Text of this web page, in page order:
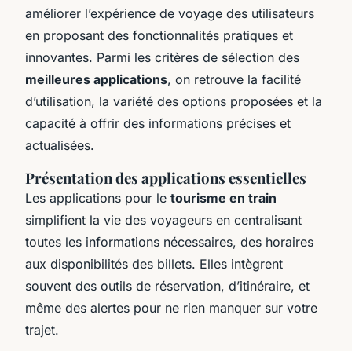
améliorer l’expérience de voyage des utilisateurs
en proposant des fonctionnalités pratiques et
innovantes. Parmi les critères de sélection des
meilleures applications, on retrouve la facilité
d’utilisation, la variété des options proposées et la
capacité à offrir des informations précises et
actualisées.
Présentation des applications essentielles
Les applications pour le tourisme en train
simplifient la vie des voyageurs en centralisant
toutes les informations nécessaires, des horaires
aux disponibilités des billets. Elles intègrent
souvent des outils de réservation, d’itinéraire, et
même des alertes pour ne rien manquer sur votre
trajet.